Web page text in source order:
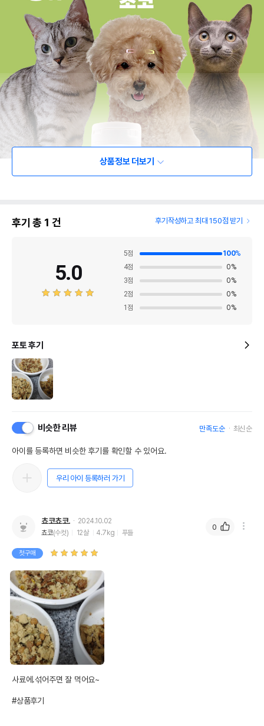
상품정보 더보기
후기 총 1 건 후기작성하고 최대 150점 받기
5.0
5점 100%
4점 0%
3점 0%
2점 0%
1 점 0%
포토 후기
비슷한 리뷰 만족도순 최신순
아이를 등록하면 비슷한 후기를 확인할 수 있어요.
우리 아이 등록하러 가기
쵸코쵸코.
2024.10.02
쵸코(수컷) 12살 4.7kg 푸들
첫구매
사료에.섞어주면 잘 먹어요~
#상품후기
0